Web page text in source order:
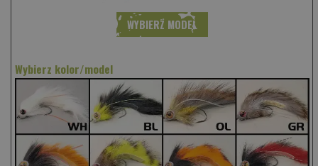
WYBIERZ MODEL
Wybierz kolor/model